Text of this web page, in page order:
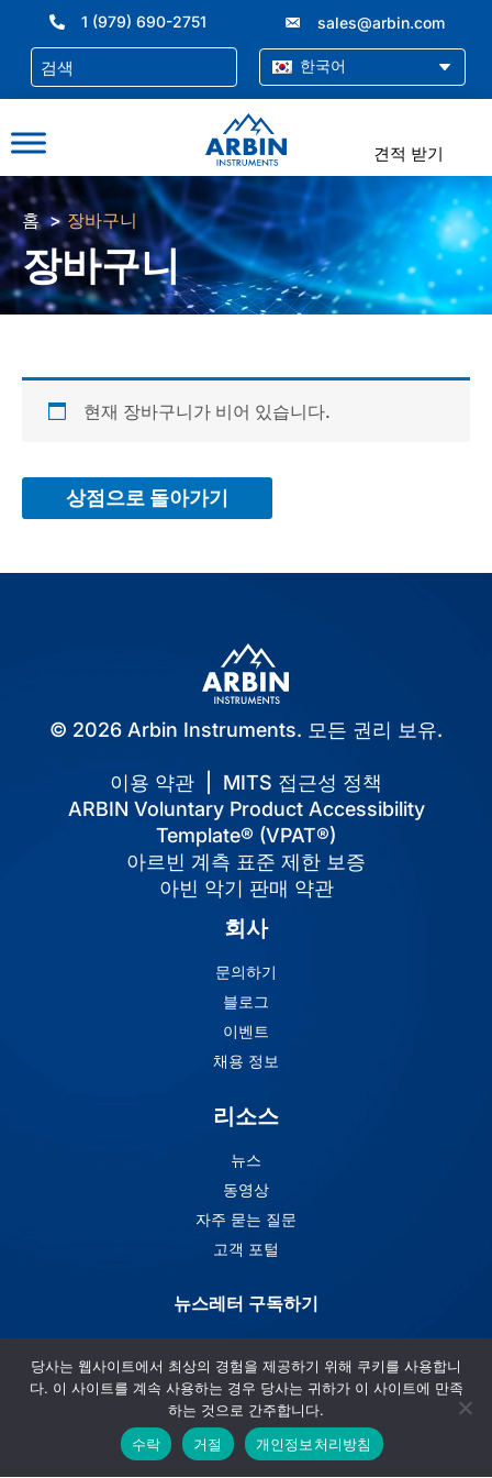
너
기
1 (979) 690-2751 sales@arbin.com
한국어
견적 받기
홈 장바구니
장바구니
현재 장바구니가 비어 있습니다.
상점으로 돌아가기
© 2026 Arbin Instruments. 모든 권리 보유.
이용 약관
MITS 접근성 정책
ARBIN Voluntary Product Accessibility
Template® (VPAT®)
아르빈 계측 표준 제한 보증
아빈 악기 판매 약관
회사
문의하기
블로그
이벤트
채용 정보
리소스
뉴스
동영상
자주 묻는 질문
고객 포털
뉴스레터 구독하기
Arbin의 뉴스레터 구독하기
당사는 웹사이트에서 최상의 경험을 제공하기 위해 쿠키를 사용합니
다. 이 사이트를 계속 사용하는 경우 당사는 귀하가 이 사이트에 만족
하는 것으로 간주합니다.
수락
거절 개인정보처리방침